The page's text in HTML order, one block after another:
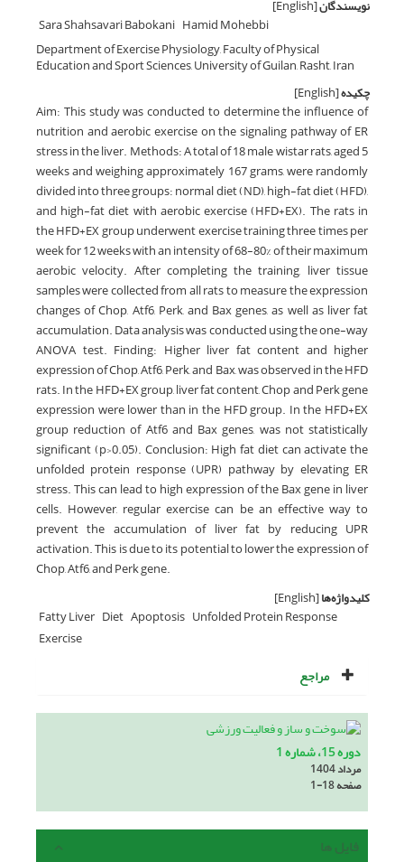
نویسندگان[English]
Sara Shahsavari Babokani Hamid Mohebbi
Department of Exercise Physiology, Faculty of Physical
Education and Sport Sciences, University of Guilan, Rasht, Iran
چکیده[English]
Aim: This study was conducted to determine the influence of
nutrition and aerobic exercise on the signaling pathway of ER
stress in the liver. Methods: A total of 18 male wistar rats, aged 5
weeks and weighing approximately 167 grams, were randomly
divided into three groups: normal diet (ND), high-fat diet (HFD),
and high-fat diet with aerobic exercise (HFD+EX). The rats in
the HFD+EX group underwent exercise training three times per
week for 12 weeks with an intensity of 68-80% of their maximum
aerobic velocity. After completing the training, liver tissue
samples were collected from all rats to measure the expression
changes of Chop, Atf6, Perk, and Bax genes, as well as liver fat
accumulation. Data analysis was conducted using the one-way
ANOVA test. Finding: Higher liver fat content and higher
expression of Chop, Atf6, Perk, and Bax, was observed in the HFD
rats. In the HFD+EX group, liver fat content, Chop and Perk gene
expression were lower than in the HFD group. In the HFD+EX
group reduction of Atf6 and Bax genes, was not statistically
significant (p>0.05). Conclusion: High fat diet can activate the
unfolded protein response (UPR) pathway by elevating ER
stress. This can lead to high expression of the Bax gene in liver
cells. However, regular exercise can be an effective way to
prevent the accumulation of liver fat by reducing UPR
activation. This is due to its potential to lower the expression of
Chop, Atf6, and Perk gene.
کلیدواژه‌ها[English]
Fatty Liver Diet Apoptosis Unfolded Protein Response
Exercise
مراجع
دوره 15، شماره 1
مرداد 1404
صفحه1-18
فایل ها